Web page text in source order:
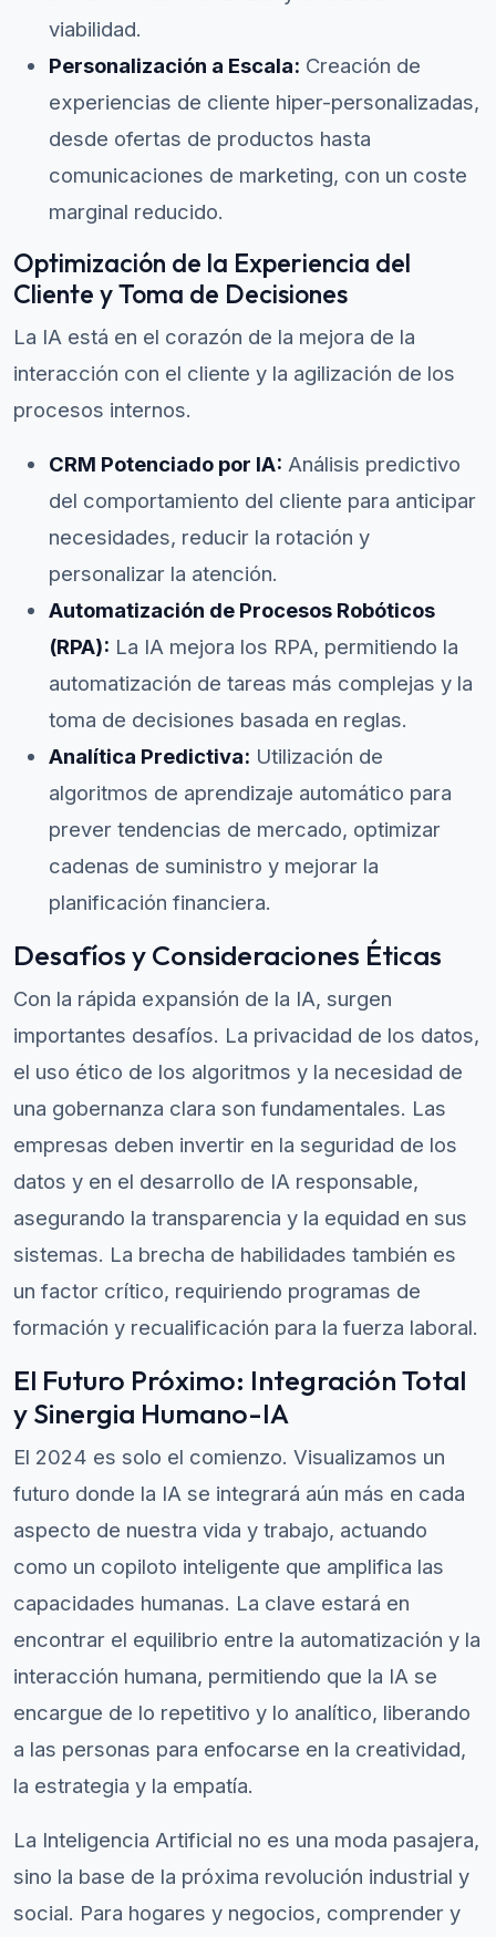
viabilidad.
Personalización a Escala: Creación de
experiencias de cliente hiper-personalizadas,
desde ofertas de productos hasta
comunicaciones de marketing, con un coste
marginal reducido.
Optimización de la Experiencia del
Cliente y Toma de Decisiones
La IA está en el corazón de la mejora de la
interacción con el cliente y la agilización de los
procesos internos.
CRM Potenciado por IA: Análisis predictivo
del comportamiento del cliente para anticipar
necesidades, reducir la rotación y
personalizar la atención.
Automatización de Procesos Robóticos
(RPA): La IA mejora los RPA, permitiendo la
automatización de tareas más complejas y la
toma de decisiones basada en reglas.
Analítica Predictiva: Utilización de
algoritmos de aprendizaje automático para
prever tendencias de mercado, optimizar
cadenas de suministro y mejorar la
planificación financiera.
Desafíos y Consideraciones Éticas
Con la rápida expansión de la IA, surgen
importantes desafíos. La privacidad de los datos,
el uso ético de los algoritmos y la necesidad de
una gobernanza clara son fundamentales. Las
empresas deben invertir en la seguridad de los
datos y en el desarrollo de IA responsable,
asegurando la transparencia y la equidad en sus
sistemas. La brecha de habilidades también es
un factor crítico, requiriendo programas de
formación y recualificación para la fuerza laboral.
El Futuro Próximo: Integración Total
y Sinergia Humano-IA
El 2024 es solo el comienzo. Visualizamos un
futuro donde la IA se integrará aún más en cada
aspecto de nuestra vida y trabajo, actuando
como un copiloto inteligente que amplifica las
capacidades humanas. La clave estará en
encontrar el equilibrio entre la automatización y la
interacción humana, permitiendo que la IA se
encargue de lo repetitivo y lo analítico, liberando
a las personas para enfocarse en la creatividad,
la estrategia y la empatía.
La Inteligencia Artificial no es una moda pasajera,
sino la base de la próxima revolución industrial y
social. Para hogares y negocios, comprender y